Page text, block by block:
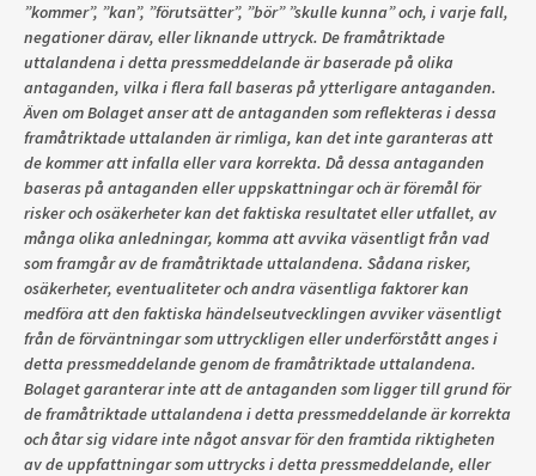
”kommer”, ”kan”, ”förutsätter”, ”bör” ”skulle kunna” och, i varje fall,
negationer därav, eller liknande uttryck. De framåtriktade
uttalandena i detta pressmeddelande är baserade på olika
antaganden, vilka i flera fall baseras på ytterligare antaganden.
Även om Bolaget anser att de antaganden som reflekteras i dessa
framåtriktade uttalanden är rimliga, kan det inte garanteras att
de kommer att infalla eller vara korrekta. Då dessa antaganden
baseras på antaganden eller uppskattningar och är föremål för
risker och osäkerheter kan det faktiska resultatet eller utfallet, av
många olika anledningar, komma att avvika väsentligt från vad
som framgår av de framåtriktade uttalandena. Sådana risker,
osäkerheter, eventualiteter och andra väsentliga faktorer kan
medföra att den faktiska händelseutvecklingen avviker väsentligt
från de förväntningar som uttryckligen eller underförstått anges i
detta pressmeddelande genom de framåtriktade uttalandena.
Bolaget garanterar inte att de antaganden som ligger till grund för
de framåtriktade uttalandena i detta pressmeddelande är korrekta
och åtar sig vidare inte något ansvar för den framtida riktigheten
av de uppfattningar som uttrycks i detta pressmeddelande, eller